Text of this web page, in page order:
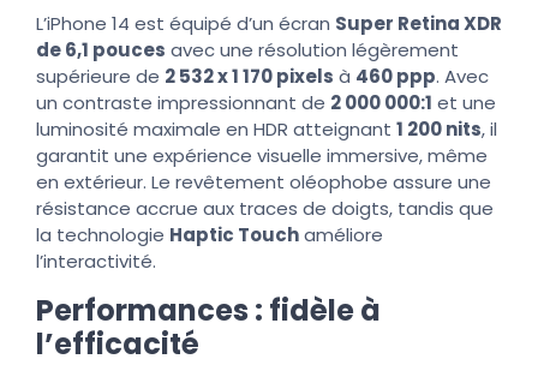
L’iPhone 14 est équipé d’un écran Super Retina XDR
de 6,1 pouces avec une résolution légèrement
supérieure de 2 532 x 1 170 pixels à 460 ppp. Avec
un contraste impressionnant de 2 000 000:1 et une
luminosité maximale en HDR atteignant 1 200 nits, il
garantit une expérience visuelle immersive, même
en extérieur. Le revêtement oléophobe assure une
résistance accrue aux traces de doigts, tandis que
la technologie Haptic Touchaméliore
l’interactivité.
Performances : fidèle à
l’efficacité